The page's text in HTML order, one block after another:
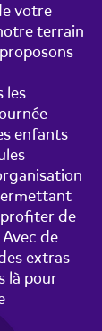
votre
terrain
les
enfants
de
de
extras
là pour